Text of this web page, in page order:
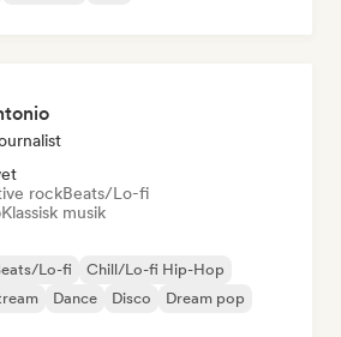
rockBeats/Lo-fi
Klassisk musik
Lo-fi
Chill/Lo-fi Hip-Hop
Dance Disco
Dream pop